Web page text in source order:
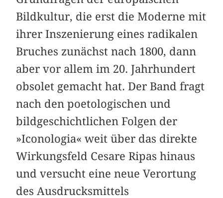
Bildkultur, die erst die Moderne mit
ihrer Inszenierung eines radikalen
Bruches zunächst nach 1800, dann
aber vor allem im 20. Jahrhundert
obsolet gemacht hat. Der Band fragt
nach den poetologischen und
bildgeschichtlichen Folgen der
»Iconologia« weit über das direkte
Wirkungsfeld Cesare Ripas hinaus
und versucht eine neue Verortung
des Ausdrucksmittels